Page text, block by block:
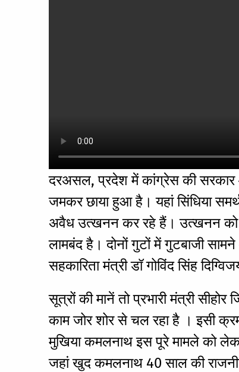
दरअसल, प्रदेश में कांग्रेस की सरकार
जमकर छाया हुआ है। यहां सिंधिया
अवैध उत्खनन कर रहे हैं। उत्खनन को
लामबंद है। दोनों गुटों में गुटबाजी
सहकारिता मंत्री डॉ गोविंद सिंह
सूत्रों की मानें तो प्रभारी मंत्री
काम जोर शोर से चल रहा है । इसी
मुखिया कमलनाथ इस पूरे मामले को
जहां खुद कमलनाथ 40 साल की